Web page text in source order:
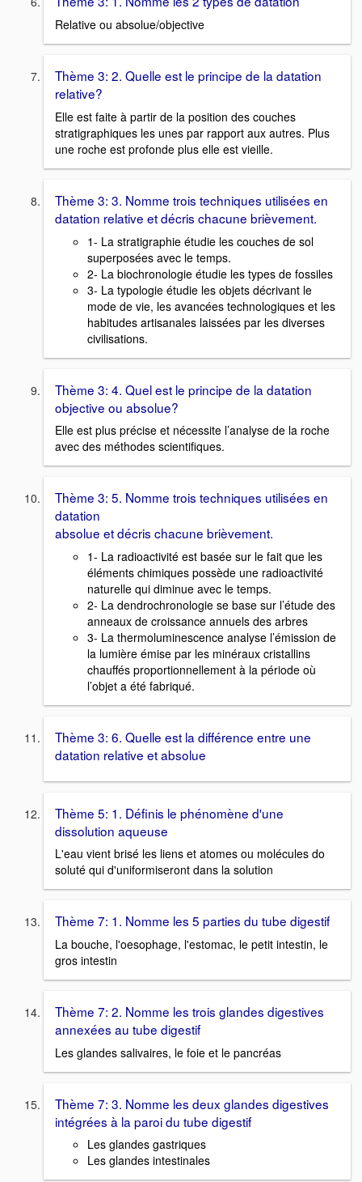
Relative ou absolue/objective
Thème 3: 2. Quelle est le principe de la datation
relative?
Elle est faite à partir de la position des couches
stratigraphiques les unes par rapport aux autres. Plus
une roche est profonde plus elle est vieille.
Thème 3: 3. Nomme trois techniques utilisées en
datation relative et décris chacune brièvement.
1- La stratigraphie étudie les couches de sol
superposées avec le temps.
2- La biochronologie étudie les types de fossiles
3- La typologie étudie les objets décrivant le
mode de vie, les avancées technologiques et les
habitudes artisanales laissées par les diverses
civilisations.
Thème 3: 4. Quel est le principe de la datation
objective ou absolue?
Elle est plus précise et nécessite l’analyse de la roche
avec des méthodes scientifiques.
Thème 3: 5. Nomme trois techniques utilisées en
datation
absolue et décris chacune brièvement.
1- La radioactivité est basée sur le fait que les
éléments chimiques possède une radioactivité
naturelle qui diminue avec le temps.
2- La dendrochronologie se base sur l’étude des
anneaux de croissance annuels des arbres
3- La thermoluminescence analyse l’émission de
la lumière émise par les minéraux cristallins
chauffés proportionnellement à la période où
l’objet a été fabriqué.
Thème 3: 6. Quelle est la différence entre une
datation relative et absolue
Thème 5: 1. Définis le phénomène d'une
dissolution aqueuse
L'eau vient brisé les liens et atomes ou molécules do
soluté qui d'uniformiseront dans la solution
Thème 7: 1. Nomme les 5 parties du tube digestif
La bouche, l'oesophage, l'estomac, le petit intestin, le
gros intestin
Thème 7: 2. Nomme les trois glandes digestives
annexées au tube digestif
Les glandes salivaires, le foie et le pancréas
Thème 7: 3. Nomme les deux glandes digestives
intégrées à la paroi du tube digestif
Les glandes gastriques
Les glandes intestinales